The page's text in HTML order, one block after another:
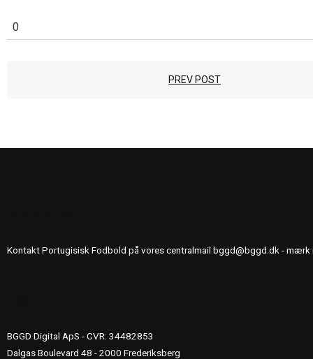
0
PREV POST
Kontakt Portugisisk Fodbold på vores centralmail bggd@bggd.dk - mærk
BGGD Digital ApS - CVR: 34482853
Dalgas Boulevard 48 - 2000 Frederiksberg